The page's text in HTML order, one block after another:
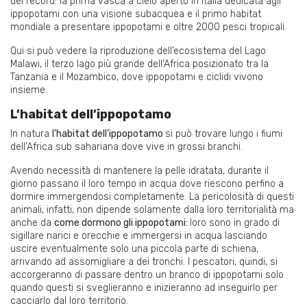
ippopotami con una visione subacquea e il primo habitat
mondiale a presentare ippopotami e oltre 2000 pesci tropicali.
Qui si può vedere la riproduzione dell’ecosistema del Lago
Malawi, il terzo lago più grande dell’Africa posizionato tra la
Tanzania e il Mozambico, dove ippopotami e ciclidi vivono
insieme.
L’habitat dell’ippopotamo
In natura l’habitat dell’ippopotamo si può trovare lungo i fiumi
dell’Africa sub sahariana dove vive in grossi branchi.
Avendo necessità di mantenere la pelle idratata, durante il
giorno passano il loro tempo in acqua dove riescono perfino a
dormire immergendosi completamente. La pericolosità di questi
animali, infatti, non dipende solamente dalla loro territorialità ma
anche da come dormono gli ippopotami: loro sono in grado di
sigillare narici e orecchie e immergersi in acqua lasciando
uscire eventualmente solo una piccola parte di schiena,
arrivando ad assomigliare a dei tronchi. I pescatori, quindi, si
accorgeranno di passare dentro un branco di ippopotami solo
quando questi si sveglieranno e inizieranno ad inseguirlo per
cacciarlo dal loro territorio.